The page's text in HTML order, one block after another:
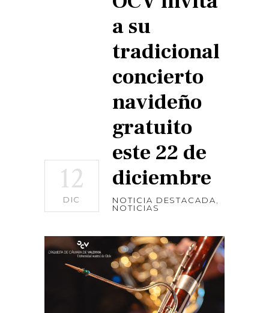
12
DIC
a su
tradicional
concierto
navideño
gratuito
este 22 de
diciembre
NOTICIA DESTACADA
NOTICIAS